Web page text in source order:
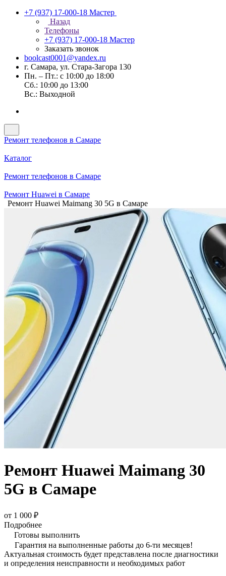
+7 (937) 17-000-18 Мастер
Назад
Телефоны
+7 (937) 17-000-18 Мастер
Заказать звонок
boolcast0001@yandex.ru
г. Самара, ул. Стара-Загора 130
Пн. – Пт.: с 10:00 до 18:00
Сб.: 10:00 до 13:00
Вс.: Выходной
Ремонт телефонов в Самаре
Каталог
Ремонт телефонов в Самаре
Ремонт Huawei в Самаре
Ремонт Huawei Maimang 30 5G в Самаре
Ремонт Huawei Maimang 30
5G в Самаре
от 1 000 ₽
Подробнее
Готовы выполнить
Гарантия на выполненные работы до 6-ти месяцев!
Актуальная стоимость будет представлена после диагностики
и определения неисправности и необходимых работ